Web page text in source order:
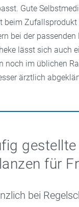
Gute
beim Zufallsprodukt
bei der
lässt sich auch
noch im üblichen
ärztlich
für
bei